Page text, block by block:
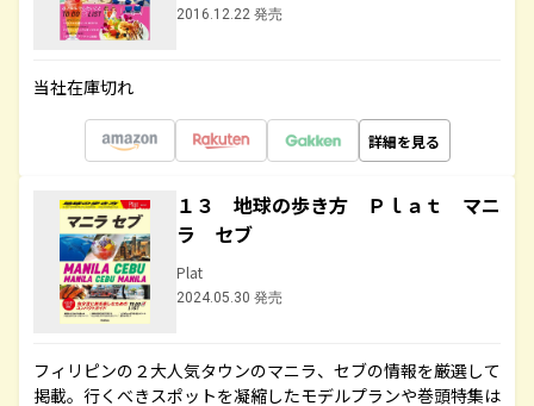
2016.12.22 発売
当社在庫切れ
詳細を見る
１３ 地球の歩き方 Ｐｌａｔ マニ
ラ セブ
Plat
2024.05.30 発売
フィリピンの２大人気タウンのマニラ、セブの情報を厳選して
掲載。行くべきスポットを凝縮したモデルプランや巻頭特集は